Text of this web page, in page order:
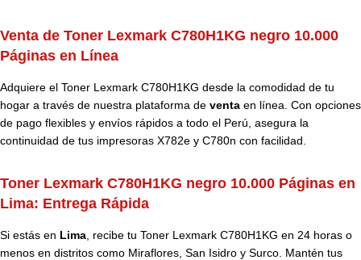
Venta de Toner Lexmark C780H1KG negro 10.000
Páginas en Línea
Adquiere el Toner Lexmark C780H1KG desde la comodidad de tu
hogar a través de nuestra plataforma de venta en línea. Con opciones
de pago flexibles y envíos rápidos a todo el Perú, asegura la
continuidad de tus impresoras X782e y C780n con facilidad.
Toner Lexmark C780H1KG negro 10.000 Páginas en
Lima: Entrega Rápida
Si estás en Lima , recibe tu Toner Lexmark C780H1KG en 24 horas o
menos en distritos como Miraflores, San Isidro y Surco. Mantén tus